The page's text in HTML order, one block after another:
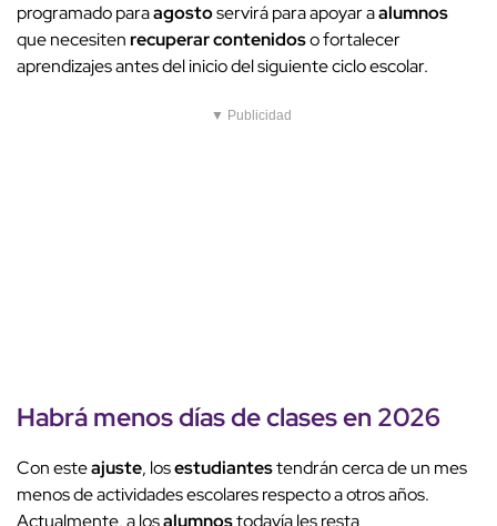
programado paraagostoservirá para apoyar aalumnos
que necesitenrecuperar contenidoso fortalecer
aprendizajes antes del inicio del siguiente ciclo escolar.
▼ Publicidad
Habrámenos díasdeclases en 2026
Con esteajuste, losestudiantestendrán cerca de un mes
menos de actividades escolares respecto a otros años.
Actualmente, a losalumnostodavía les resta